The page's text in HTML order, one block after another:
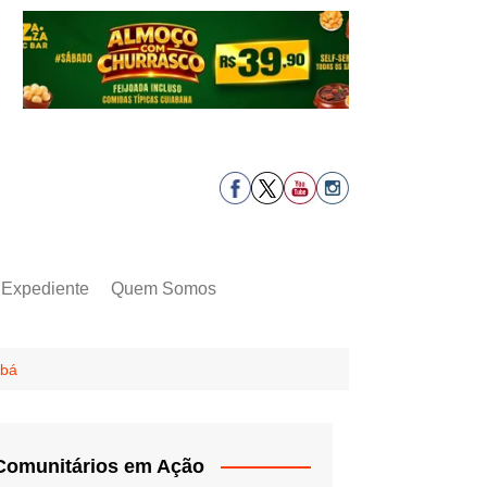
Expediente Quem Somos
em Ação